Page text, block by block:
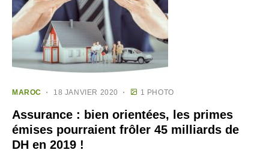
MAROC 18 JANVIER 2020 1 PHOTO
Assurance : bien orientées, les primes
émises pourraient frôler 45 milliards de
DH en 2019 !